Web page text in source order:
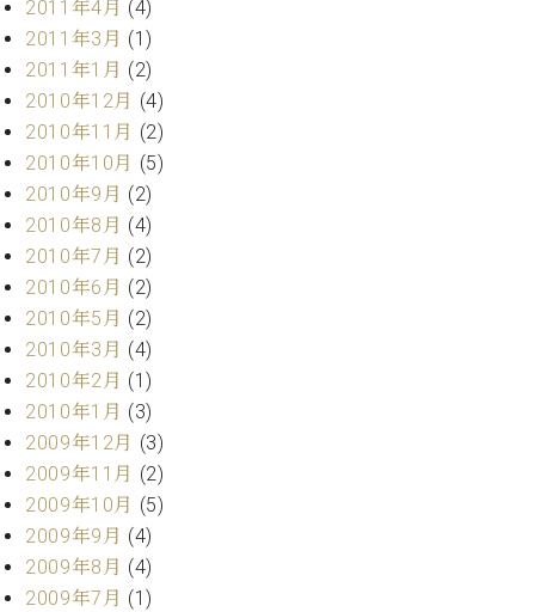
2011年4月 (4)
2011年3月 (1)
2011年1月 (2)
2010年12月 (4)
2010年11月 (2)
2010年10月 (5)
2010年9月 (2)
2010年8月 (4)
2010年7月 (2)
2010年6月 (2)
2010年5月 (2)
2010年3月 (4)
2010年2月 (1)
2010年1月 (3)
2009年12月 (3)
2009年11月 (2)
2009年10月 (5)
2009年9月 (4)
2009年8月 (4)
2009年7月 (1)